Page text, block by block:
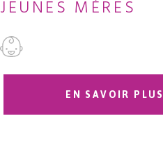
JEUNES MÈRES
EN SAVOIR PLUS